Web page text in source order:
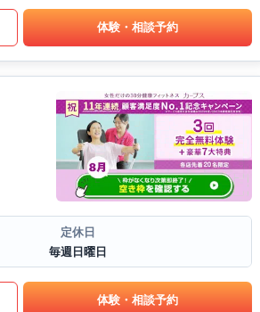
体験・相談予約
定休日
毎週日曜日
体験・相談予約